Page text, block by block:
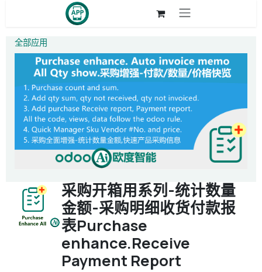
全部应用
采购开箱用系列-统计数量
金额-采购明细收货付款报
表Purchase
enhance.Receive
Payment Report